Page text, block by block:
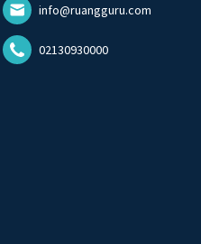
info@ruangguru.com
02130930000